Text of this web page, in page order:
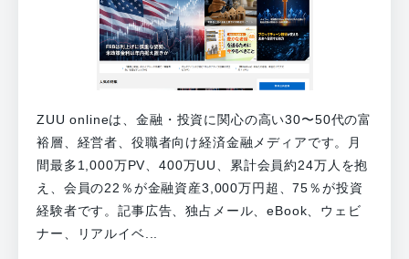
ZUU onlineは、金融・投資に関心の高い30〜50代の富
裕層、経営者、役職者向け経済金融メディアです。月
間最多1,000万PV、400万UU、累計会員約24万人を抱
え、会員の22％が金融資産3,000万円超、75％が投資
経験者です。記事広告、独占メール、eBook、ウェビ
ナー、リアルイベ...